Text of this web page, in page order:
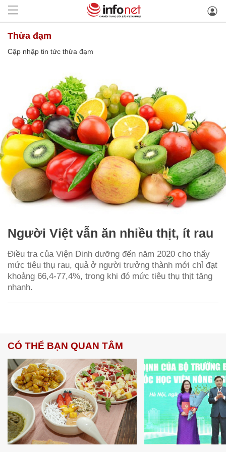
thừa đạm
Cập nhập tin tức thừa đạm
Người Việt vẫn ăn nhiều thịt, ít rau
Điều tra của Viện Dinh dưỡng đến năm 2020 cho thấy
mức tiêu thụ rau, quả ở người trưởng thành mới chỉ đạt
khoảng 66,4-77,4%, trong khi đó mức tiêu thụ thịt tăng
nhanh.
CÓ THỂ BẠN QUAN TÂM